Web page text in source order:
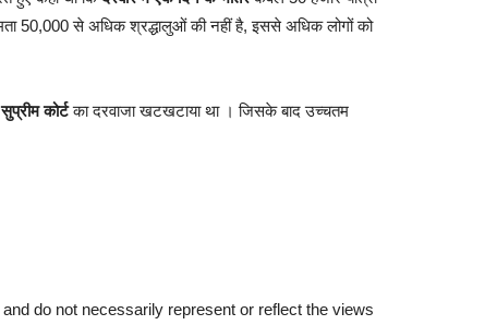
50,000 से अधिक श्रद्धालुओं की नहीं है, इससे अधिक लोगों को
सुप्रीम कोर्टका दरवाजा खटखटाया था । जिसके बाद उच्चतम
do not necessarily represent or reflect the views